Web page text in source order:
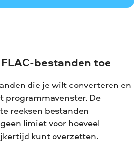
bestanden toe
die je wilt converteren en
programmavenster. De
reeksen bestanden
limiet voor hoeveel
kunt overzetten.